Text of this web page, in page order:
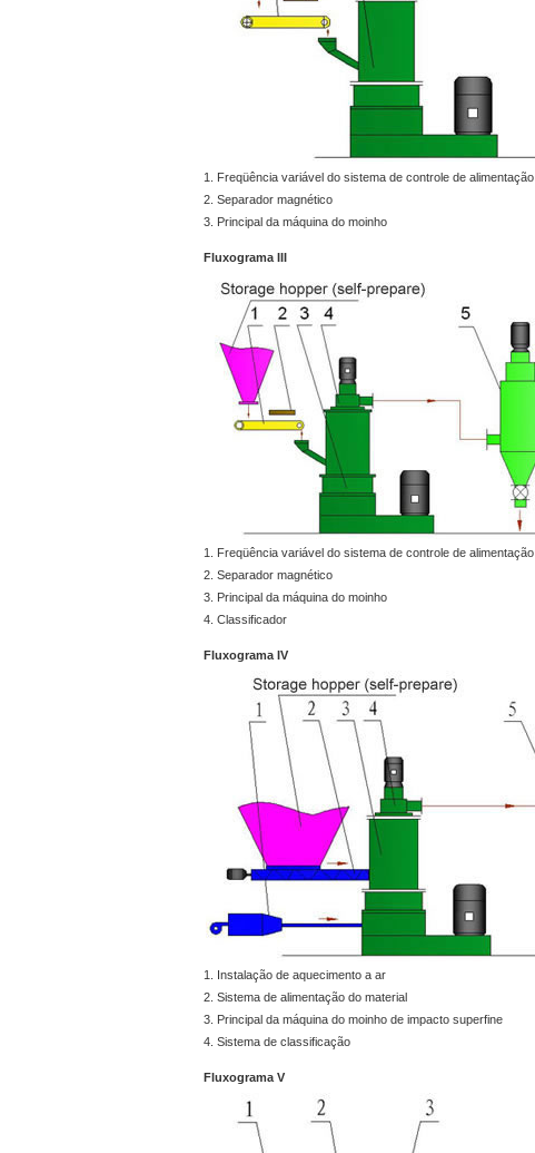
1. Freqüência variável do sistema de controle de alimentação
2. Separador magnético
3. Principal da máquina do moinho
Fluxograma III
1. Freqüência variável do sistema de controle de alimentação
2. Separador magnético
3. Principal da máquina do moinho
4. Classificador
Fluxograma IV
1. Instalação de aquecimento a ar
2. Sistema de alimentação do material
3. Principal da máquina do moinho de impacto superfine
4. Sistema de classificação
Fluxograma V